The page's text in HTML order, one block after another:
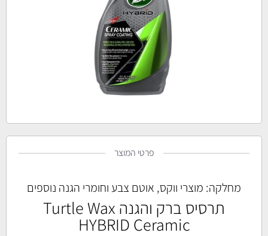
פרטי המוצר
מחלקה: מוצרי ווקס, אוטם צבע וחומרי הגנה נוספים
תרסיס ברק והגנה Turtle Wax
HYBRID Ceramic